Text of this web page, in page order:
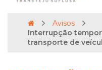
Avisos
Interrupção
transporte de